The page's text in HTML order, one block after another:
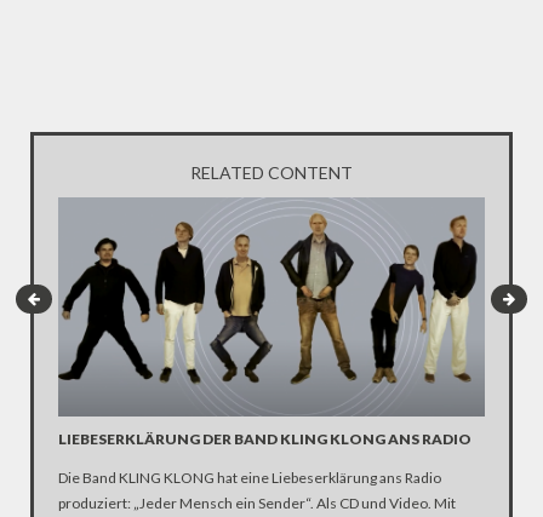
RELATED CONTENT
LIEBESERKLÄRUNG DER BAND KLING KLONG ANS RADIO
Die Band KLING KLONG hat eine Liebeserklärung ans Radio
produziert: „Jeder Mensch ein Sender“. Als CD und Video. Mit